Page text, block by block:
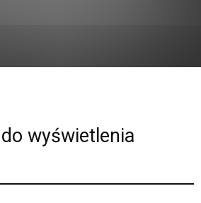
wyświetlenia